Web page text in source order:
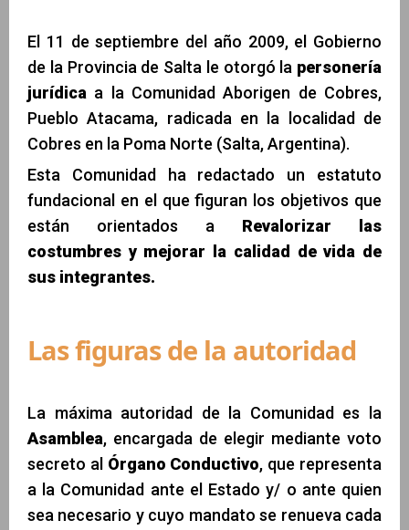
El 11 de septiembre del año 2009, el Gobierno
de la Provincia de Salta le otorgó la personería
jurídica a la Comunidad Aborigen de Cobres,
Pueblo Atacama, radicada en la localidad de
Cobres en la Poma Norte (Salta, Argentina).
Esta Comunidad ha redactado un estatuto
fundacional en el que figuran los objetivos que
están orientados a Revalorizar las
costumbres y mejorar la calidad de vida de
sus integrantes.
Las figuras de la autoridad
La máxima autoridad de la Comunidad es la
Asamblea, encargada de elegir mediante voto
secreto al Órgano Conductivo, que representa
a la Comunidad ante el Estado y/ o ante quien
sea necesario y cuyo mandato se renueva cada